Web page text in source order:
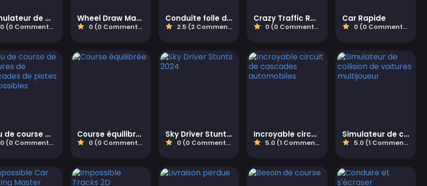
Simulateur de défi de stationnement de bus de ville 3D
0 (0 Commentaires)
Wheel Draw Master
0 (0 Commentaires)
Conduite folle de camion
2.5 (2 Commentaires)
Crazy Traffic Racer
0 (0 Commentaires)
Car Rapide
0 (0 Commentaires)
Jeu de course de voitures de cascades de pistes impossibles
0 (0 Commentaires)
Course équilibrée
0 (0 Commentaires)
Sky Driver Stunts 2024
0 (0 Commentaires)
Incroyable circuit de cascades automobiles
5.0 (1 Commentaires)
Simulateur de collision de voitures multijoueur
5.0 (1 Commentaires)